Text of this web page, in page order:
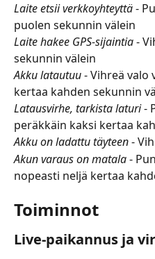
Laite etsii verkkoyhteyttä -
puolen sekunnin välein
Laite hakee GPS-sijaintia -
sekunnin välein
Akku latautuu- Vihreä valo
kertaa kahden sekunnin
Latausvirhe, tarkista laturi -
peräkkäin kaksi kertaa
Akku on ladattu täyteen -
Akun varaus on matala -
nopeasti neljä kertaa
Toiminnot
Live-paikannus ja